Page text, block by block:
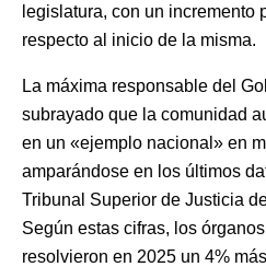
legislatura, con un incremento
respecto al inicio de la misma.
La máxima responsable del
subrayado que la comunidad
en un «ejemplo nacional» en
amparándose en los últimos
Tribunal Superior de Justicia
Según estas cifras, los
resolvieron en 2025 un 4%